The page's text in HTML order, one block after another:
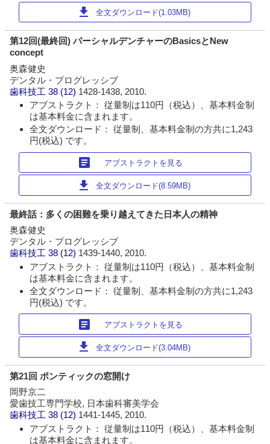
download 全文ダウンロード(1.03MB)
第12回(最終回) パーシャルデンチャーのBasicsとNew
concept
奥森健史
デンタル・プログレッシブ
歯科技工 38 (12) 1428-1438, 2010.
アブストラクト： 従量制は110円（税込）、基本料金制
は基本料金に含まれます。
全文ダウンロード： 従量制、基本料金制の方共に1,243
円(税込) です。
article アブストラクトを見る
download 全文ダウンロード(8.59MB)
最終話：多くの困難を乗り越えてきた日本人の精神
奥森健史
デンタル・プログレッシブ
歯科技工 38 (12) 1439-1440, 2010.
アブストラクト： 従量制は110円（税込）、基本料金制
は基本料金に含まれます。
全文ダウンロード： 従量制、基本料金制の方共に1,243
円(税込) です。
article アブストラクトを見る
download 全文ダウンロード(3.04MB)
第21回 ポンティックの窓開け
岡野京二
愛歯技工専門学校, 日本歯科審美学会
歯科技工 38 (12) 1441-1445, 2010.
アブストラクト： 従量制は110円（税込）、基本料金制
は基本料金に含まれます。